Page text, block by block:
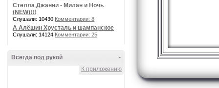
Стелла Джанни - Милан и Ночь
(NEW)!!!
Слушали: 10430 Комментарии: 8
А Алёшин Хрусталь и шампанское
Слушали: 14124 Комментарии: 25
-
Всегда под рукой
К приложению